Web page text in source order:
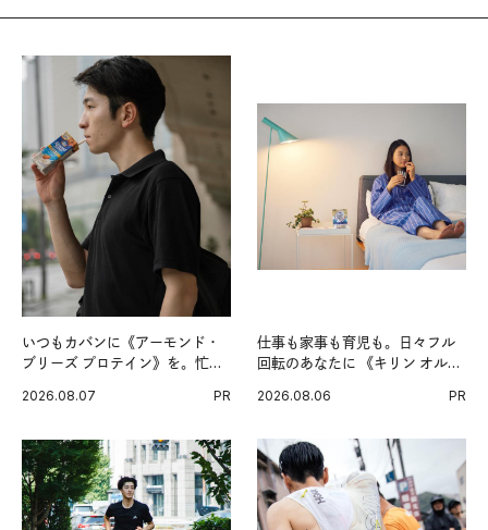
いつもカバンに《アーモンド・
ブリーズ プロテイン》を。忙し
グ習慣。
2026.08.07 PR
仕事も家事も育児も。日々フル
回転のあなたに 《キリン オルニ
2026.08.06 PR